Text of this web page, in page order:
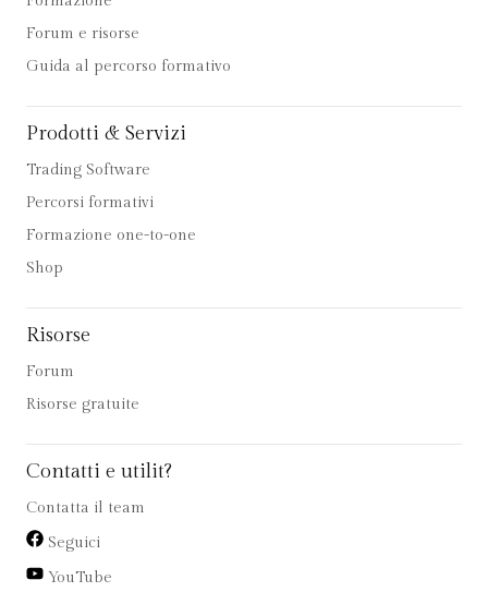
Forum e risorse
Guida al percorso formativo
Prodotti & Servizi
Trading Software
Percorsi formativi
Formazione one-to-one
Shop
Risorse
Forum
Risorse gratuite
Contatti e utilit?
Contatta il team
Seguici
YouTube